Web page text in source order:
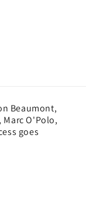
Beaumont,
Marc O'Polo,
goes